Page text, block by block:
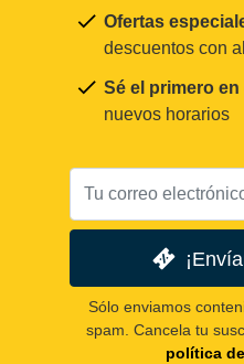
Ofertas
descuentos con
Sé el primero
nuevos horarios
Sólo enviamos
spam. Cancela tu
política